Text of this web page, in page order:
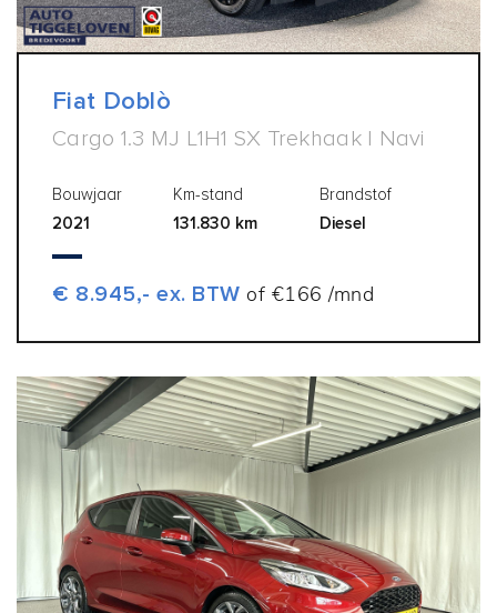
Fiat Doblò
Cargo 1.3 MJ L1H1 SX Trekhaak | Navi
Bouwjaar
2021
Km-stand
131.830 km
Brandstof
Diesel
€ 8.945,- ex. BTW of €166 /mnd